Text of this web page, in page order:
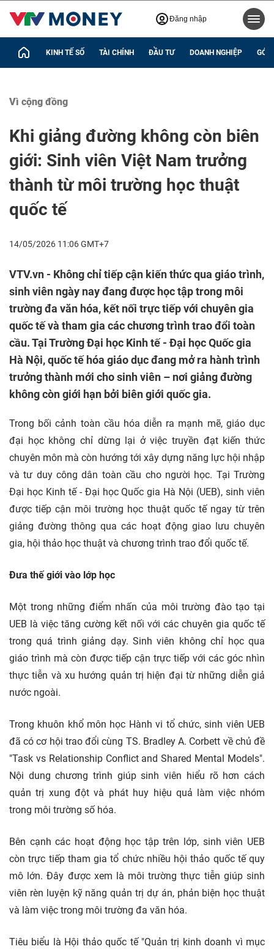
Đăng nhập
KINH TẾ SỐ TÀI CHÍNH ĐẦU TƯ DOANH NGHIỆP GÓC
Vì cộng đồng
Khi giảng đường không còn biên
giới: Sinh viên Việt Nam trưởng
thành từ môi trường học thuật
quốc tế
14/05/2026 11:06 GMT+7
VTV.vn - Không chỉ tiếp cận kiến thức qua giáo trình,
sinh viên ngày nay đang được học tập trong môi
trường đa văn hóa, kết nối trực tiếp với chuyên gia
quốc tế và tham gia các chương trình trao đổi toàn
cầu. Tại Trường Đại học Kinh tế - Đại học Quốc gia
Hà Nội, quốc tế hóa giáo dục đang mở ra hành trình
trưởng thành mới cho sinh viên – nơi giảng đường
không còn giới hạn bởi biên giới quốc gia.
Trong bối cảnh toàn cầu hóa diễn ra mạnh mẽ, giáo dục
đại học không chỉ dừng lại ở việc truyền đạt kiến thức
chuyên môn mà còn hướng tới xây dựng năng lực hội nhập
và tư duy công dân toàn cầu cho người học. Tại Trường
Đại học Kinh tế - Đại học Quốc gia Hà Nội (UEB), sinh viên
được tiếp cận môi trường học thuật quốc tế ngay từ trên
giảng đường thông qua các hoạt động giao lưu chuyên
gia, hội thảo học thuật và chương trình trao đổi quốc tế.
Đưa thế giới vào lớp học
Một trong những điểm nhấn của môi trường đào tạo tại
UEB là việc tăng cường kết nối với các chuyên gia quốc tế
trong quá trình giảng dạy. Sinh viên không chỉ học qua
giáo trình mà còn được tiếp cận trực tiếp với các góc nhìn
thực tiễn và xu hướng quản trị hiện đại từ những diễn giả
nước ngoài.
Trong khuôn khổ môn học Hành vi tổ chức, sinh viên UEB
đã có cơ hội trao đổi cùng TS. Bradley A. Corbett về chủ đề
"Task vs Relationship Conflict and Shared Mental Models".
Nội dung chương trình giúp sinh viên hiểu rõ hơn cách
quản trị xung đột và phát huy hiệu quả làm việc nhóm
trong môi trường số hóa.
Bên cạnh các hoạt động học tập trên lớp, sinh viên UEB
còn trực tiếp tham gia tổ chức nhiều hội thảo quốc tế quy
mô lớn. Đây được xem là môi trường thực tiễn giúp sinh
viên rèn luyện kỹ năng quản trị dự án, phản biện học thuật
và làm việc trong môi trường đa văn hóa.
Tiêu biểu là Hội thảo quốc tế "Quản trị kinh doanh vì mục